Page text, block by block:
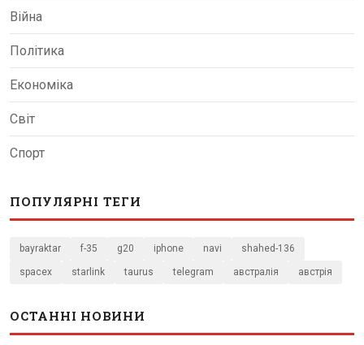
Війна
Політика
Економіка
Світ
Спорт
ПОПУЛЯРНІ ТЕГИ
bayraktar f-35 g20 iphone navi shahed-136
spacex starlink taurus telegram австралія австрія
ОСТАННІ НОВИНИ